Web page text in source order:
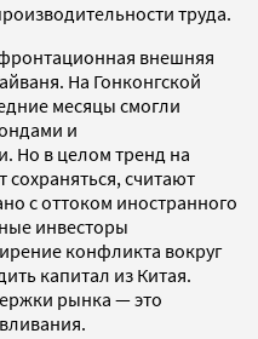
труда.
внешняя
На Гонконгской
месяцы смогли
и
Но в целом тренд на
сохраняться, считают
с оттоком иностранного
инвесторы
конфликта вокруг
капитал из Китая.
рынка — это